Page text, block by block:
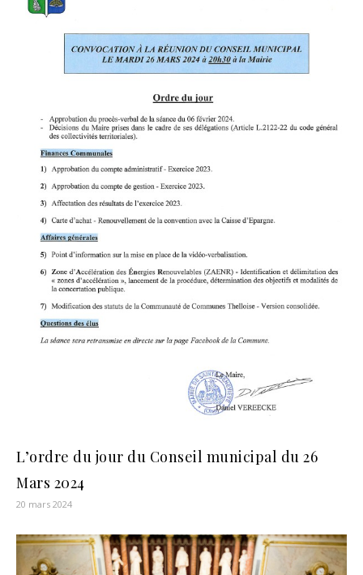
L’ordre du jour du Conseil municipal du 26
Mars 2024
20 mars 2024